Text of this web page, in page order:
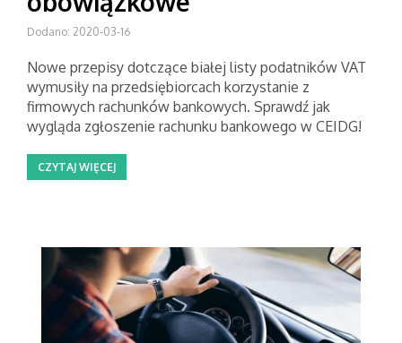
Dodano: 2020-03-16
Nowe przepisy dotczące białej listy podatników VAT
wymusiły na przedsiębiorcach korzystanie z
firmowych rachunków bankowych. Sprawdź jak
wygląda zgłoszenie rachunku bankowego w CEIDG!
CZYTAJ WIĘCEJ